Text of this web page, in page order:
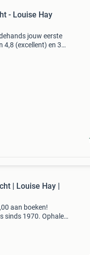
- Louise Hay
jouw eerste
4,8 (excellent) en 30
| Louise Hay |
aan boeken!
sinds 1970. Ophalen